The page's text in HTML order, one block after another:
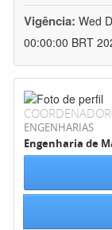
Vigência: Wed
00:00:00 BRT
ENGENHARIAS
Engenharia de